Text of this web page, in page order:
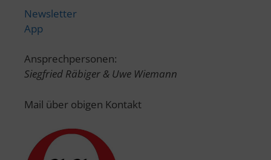
Newsletter
App
Ansprechpersonen:
Siegfried Räbiger & Uwe Wiemann
Mail über obigen Kontakt